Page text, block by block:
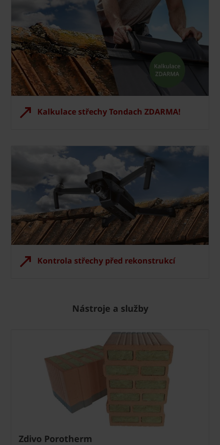
Kalkulace střechy Tondach ZDARMA!
Kontrola střechy před rekonstrukcí
Nástroje a služby
Zdivo Porotherm